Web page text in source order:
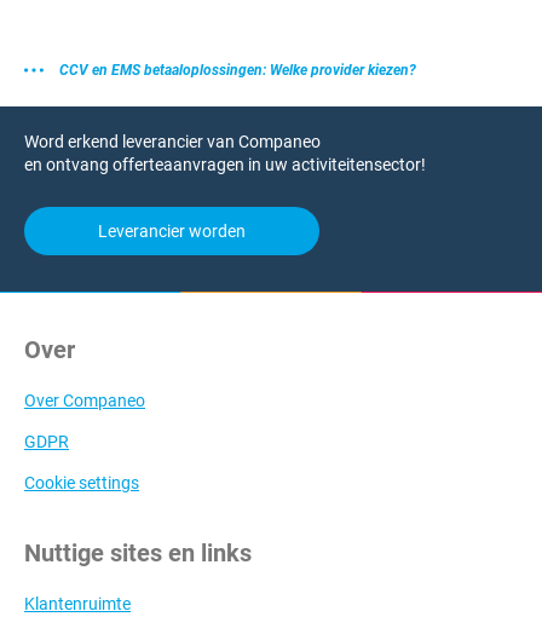
CCV en EMS betaaloplossingen: Welke provider kiezen?
Word erkend leverancier van Companeo
en ontvang offerteaanvragen in uw activiteitensector!
Leverancier worden
Over
Over Companeo
GDPR
Cookie settings
Nuttige sites en links
Klantenruimte